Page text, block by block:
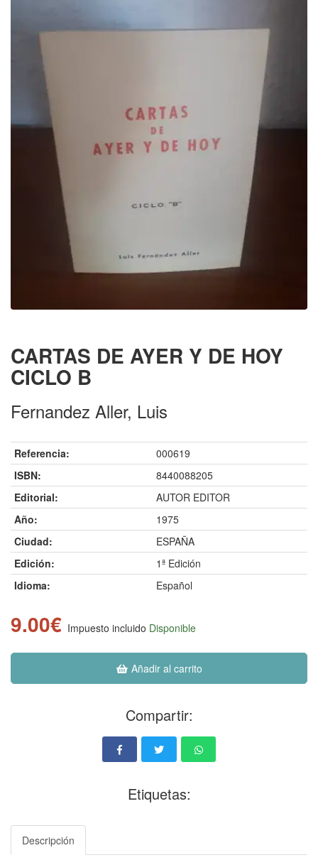
CARTAS DE AYER Y DE HOY
CICLO B
Fernandez Aller, Luis
Referencia:
000619
ISBN:
8440088205
Editorial:
AUTOR EDITOR
Año:
1975
Ciudad:
ESPAÑA
Edición:
1ª Edición
Idioma:
Español
9.00€ Impuesto incluido Disponible
Añadir al carrito
Compartir:
Etiquetas:
Descripción